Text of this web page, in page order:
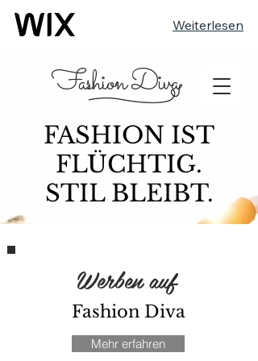
Weiterlesen